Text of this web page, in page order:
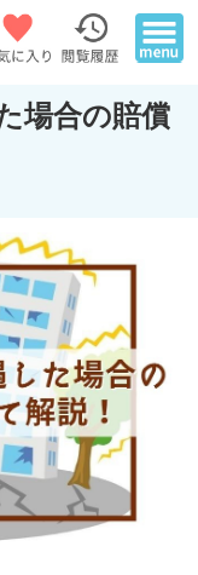
場合の賠償